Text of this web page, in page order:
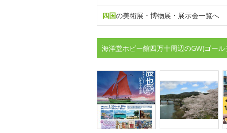
四国の美術展・博物展・展示会一覧へ
海洋堂ホビー館四万十周辺のGW(ゴー